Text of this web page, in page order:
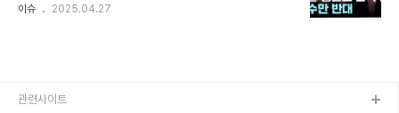
생기면서 신중한 접근이 필요해졌습니다. 국민의힘의 대선 공약 발표
다. 김문수, 홍준표, 한동훈 후보는 모두 긍정적인 반응을 보였으나, 안
미국과의 관세 협상에서 중요한 역할을 하고 있다고 설명했습니다. 윤
이슈 2025.04.27
관련사이트